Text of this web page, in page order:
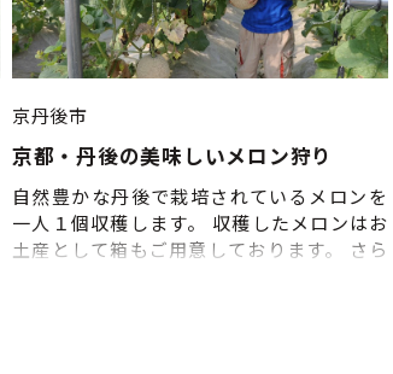
京丹後市
京都・丹後の美味しいメロン狩り
自然豊かな丹後で栽培されているメロンを
一人１個収穫します。 収穫したメロンはお
土産として箱もご用意しております。 さら